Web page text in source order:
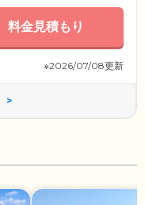
料金見積もり
※2026/07/08更新